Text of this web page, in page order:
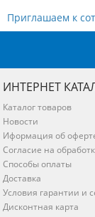
Приглашаем к
ИНТЕРНЕТ
Каталог товаров
Новости
Иформация об
Согласие на
Способы оплаты
Доставка
Условия гарантии и
Дисконтная карта